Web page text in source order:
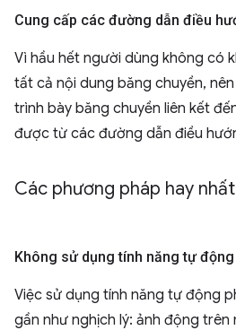
Cung cấp các đường dẫn điều
Vì hầu hết người dùng không có
tất cả nội dung băng chuyền,
trình bày băng chuyền liên kết
được từ các đường dẫn điều
Các phương pháp hay
Không sử dụng tính năng tự
Việc sử dụng tính năng tự động
gần như nghịch lý: ảnh động trên